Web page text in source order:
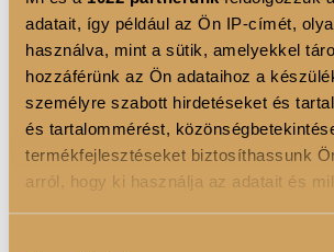
adatait, így például az Ön IP-címét,
használva, mint a sütik, amelyekkel
hozzáférünk az Ön adataihoz a
személyre szabott hirdetéseket és
és tartalommérést,
termékfejlesztéseket biztosíthassunk
arról, hogy ki használja az adatait és
Pigmentációs Technológiával új
hajszínezést. A 3D technológia révén
mélyen behatolnak a hajszálakba,
eloszlanak, biztosítva az intenzív és
dimenzió az idő, amely biztosítja,
hosszan tartó marad, megőrizve